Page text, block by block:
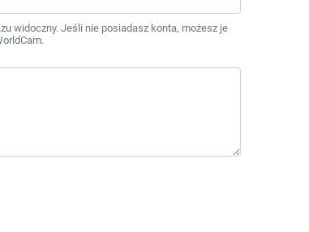
widoczny. Jeśli nie posiadasz konta, możesz je